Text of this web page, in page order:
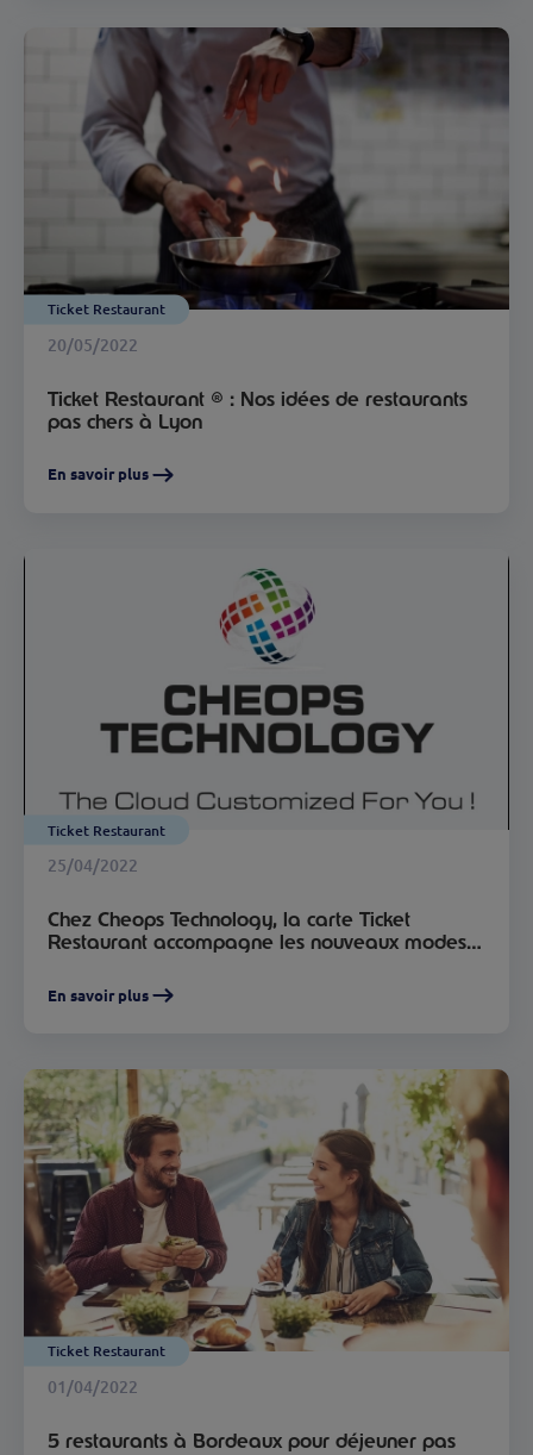
Ticket Restaurant
20/05/2022
Ticket Restaurant ® : Nos idées de restaurants
pas chers à Lyon
En savoir plus
Ticket Restaurant
25/04/2022
Chez Cheops Technology, la carte Ticket
Restaurant accompagne les nouveaux modes
En savoir plus
Ticket Restaurant
01/04/2022
5 restaurants à Bordeaux pour déjeuner pas